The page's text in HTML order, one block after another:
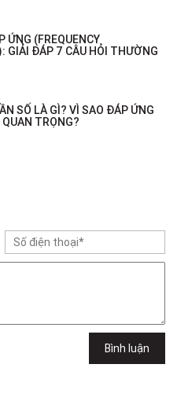
ỨNG (FREQUENCY
GIẢI ĐÁP 7 CÂU HỎI THƯỜNG
SỐ LÀ GÌ? VÌ SAO ĐÁP ỨNG
TRỌNG?
Bình luận